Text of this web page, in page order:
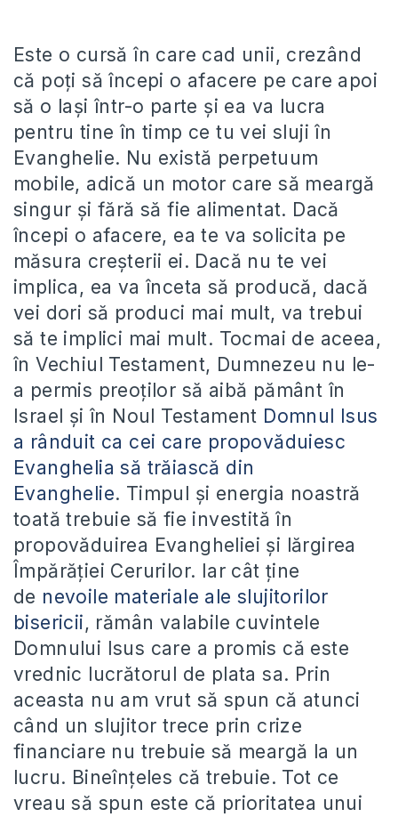
Este o cursă în care cad unii, crezând
că poți să începi o afacere pe care apoi
să o lași într-o parte și ea va lucra
pentru tine în timp ce tu vei sluji în
Evanghelie. Nu există perpetuum
mobile, adică un motor care să meargă
singur și fără să fie alimentat. Dacă
începi o afacere, ea te va solicita pe
măsura creșterii ei. Dacă nu te vei
implica, ea va înceta să producă, dacă
vei dori să produci mai mult, va trebui
să te implici mai mult. Tocmai de aceea,
în Vechiul Testament, Dumnezeu nu le-
a permis preoților să aibă pământ în
Israel și în Noul Testament Domnul Isus
a rânduit ca cei care propovăduiesc
Evanghelia să trăiască din
Evanghelie. Timpul și energia noastră
toată trebuie să fie investită în
propovăduirea Evangheliei și lărgirea
Împărăției Cerurilor. Iar cât ține
de nevoile materiale ale slujitorilor
bisericii, rămân valabile cuvintele
Domnului Isus care a promis că este
vrednic lucrătorul de plata sa. Prin
aceasta nu am vrut să spun că atunci
când un slujitor trece prin crize
financiare nu trebuie să meargă la un
lucru. Bineînțeles că trebuie. Tot ce
vreau să spun este că prioritatea unui